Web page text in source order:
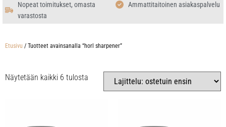
Nopeat toimitukset, omasta
varastosta
Ammattitaitoinen asiakaspalvelu
Etusivu / Tuotteet avainsanalla “horl sharpener”
Näytetään kaikki 6 tulosta